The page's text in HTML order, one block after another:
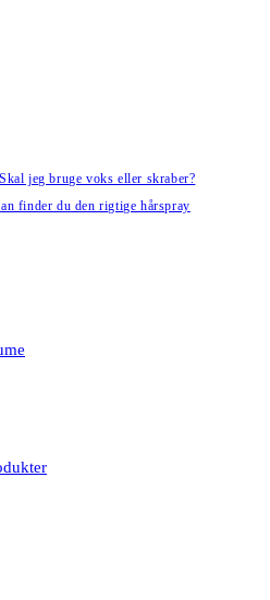
jeg bruge voks eller skraber?
finder du den rigtige hårspray